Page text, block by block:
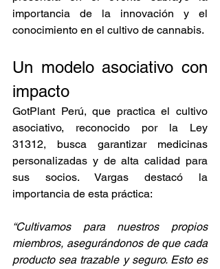
importancia de la innovación y el
conocimiento en el cultivo de cannabis.
Un modelo asociativo con
impacto
GotPlant Perú, que practica el cultivo
asociativo, reconocido por la Ley
31312, busca garantizar medicinas
personalizadas y de alta calidad para
sus socios. Vargas destacó la
importancia de esta práctica:
“Cultivamos para nuestros propios
miembros, asegurándonos de que cada
producto sea trazable y seguro. Esto es